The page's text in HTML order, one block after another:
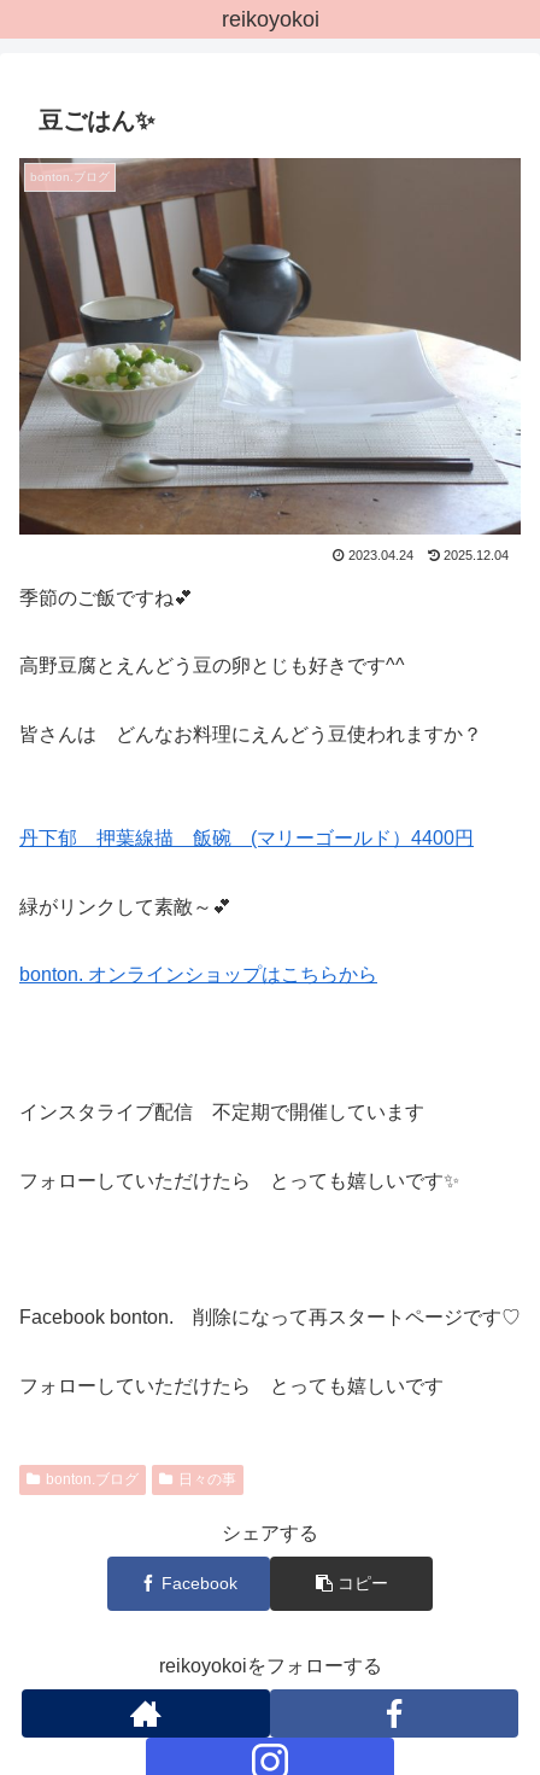
reikoyokoi
豆ごはん✨
bonton.ブログ
2023.04.24 2025.12.04
季節のご飯ですね💕
高野豆腐とえんどう豆の卵とじも好きです^^
皆さんは どんなお料理にえんどう豆使われますか？
丹下郁 押葉線描 飯碗 (マリーゴールド）4400円
緑がリンクして素敵～💕
bonton. オンラインショップはこちらから
インスタライブ配信 不定期で開催しています
フォローしていただけたら とっても嬉しいです✨
Facebook bonton. 削除になって再スタートページです♡
フォローしていただけたら とっても嬉しいです
bonton.ブログ 日々の事
シェアする
Facebook コピー
reikoyokoiをフォローする